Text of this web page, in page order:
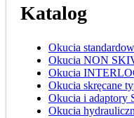
Katalog
Okucia
Okucia NON
Okucia
Okucia skręcane
Okucia i adaptory
Okucia